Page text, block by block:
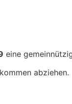
eine
abziehen.